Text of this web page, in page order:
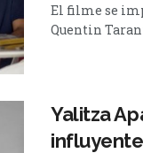
El filme se
Quentin
Yalitza